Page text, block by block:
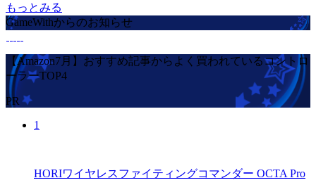
もっとみる
GameWithからのお知らせ
【Amazon7月】おすすめ記事からよく買われているコントロ
ーラーTOP4
PR
1
HORIワイヤレスファイティングコマンダー OCTA Pro